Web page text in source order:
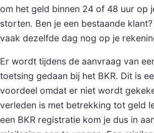
om het geld binnen 24 of 48 uur op
storten. Ben je een bestaande
vaak dezelfde dag nog op je
Er wordt tijdens de aanvraag van
toetsing gedaan bij het BKR. Dit is
voordeel omdat er niet wordt
verleden is met betrekking tot geld
een BKR registratie kom je dus in